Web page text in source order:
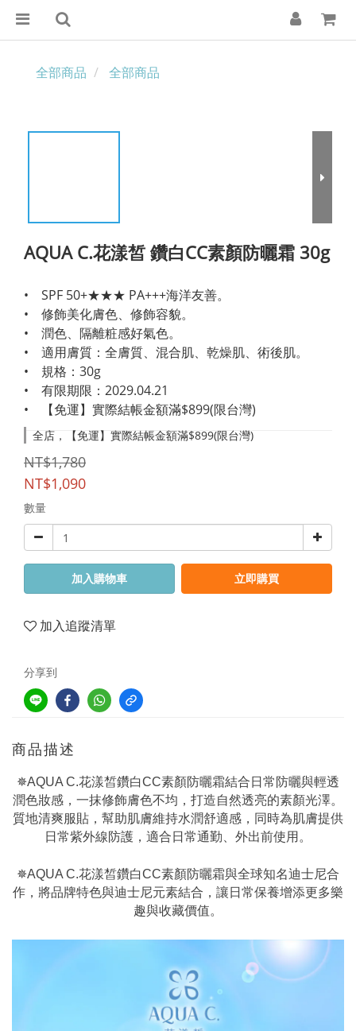
全部商品 全部商品
AQUA C.花漾皙 鑽白CC素顏防曬霜 30g
•    SPF 50+★★★ PA+++海洋友善。
•　修飾美化膚色、修飾容貌。
•　潤色、隔離粧感好氣色。
•　適用膚質：全膚質、混合肌、乾燥肌、術後肌。
•　規格：30g
•　有限期限：2029.04.21
•　【免運】實際結帳金額滿$899(限台灣)
全店，【免運】實際結帳金額滿$899(限台灣)
NT$1,780
NT$1,090
數量
加入購物車 立即購買
加入追蹤清單
分享到
商品描述
✵AQUA C.花漾皙鑽白CC素顏防曬霜結合日常防曬與輕透
潤色妝感，一抹修飾膚色不均，打造自然透亮的素顏光澤。
質地清爽服貼，幫助肌膚維持水潤舒適感，同時為肌膚提供
日常紫外線防護，適合日常通勤、外出前使用。
✵AQUA C.花漾皙鑽白CC素顏防曬霜與全球知名迪士尼合
作，將品牌特色與迪士尼元素結合，讓日常保養增添更多樂
趣與收藏價值。